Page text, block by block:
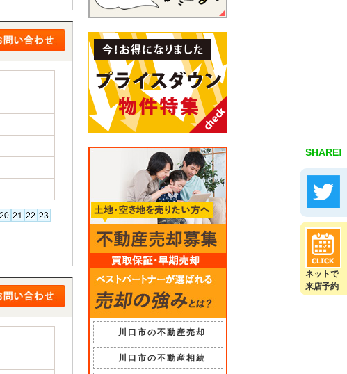
SHARE!
ネットで
来店予約
川口市の不動産売却
川口市の不動産相続